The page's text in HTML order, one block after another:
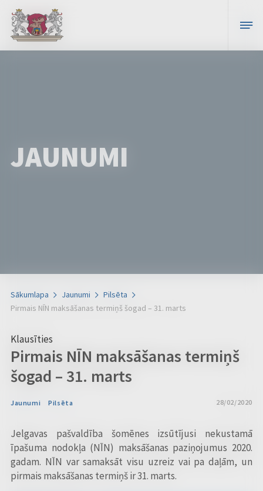
JAUNUMI
Sākumlapa Jaunumi
Pilsēta
Pirmais NĪN maksāšanas termiņš šogad – 31. marts
Klausīties
Pirmais NĪN maksāšanas termiņš
šogad – 31. marts
Jaunumi Pilsēta 28/02/2020
Jelgavas pašvaldība šomēnes izsūtījusi nekustamā
īpašuma nodokļa (NĪN) maksāšanas paziņojumus 2020.
gadam. NĪN var samaksāt visu uzreiz vai pa daļām, un
pirmais maksāšanas termiņš ir 31. marts.